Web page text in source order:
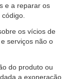
e a reparar os
os vícios de
serviços não o
do produto ou
a exoneração